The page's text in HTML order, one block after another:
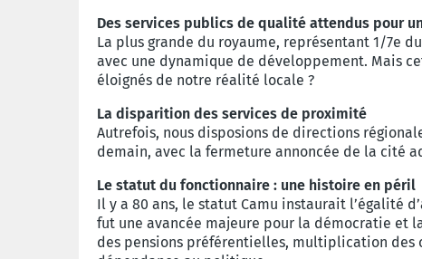
Des services publics de qualité attendus pour
La plus grande du royaume, représentant 1/7e
avec une dynamique de développement. Mais
éloignés de notre réalité locale ?
La disparition des services de proximité
Autrefois, nous disposions de directions
demain, avec la fermeture annoncée de la cité
Le statut du fonctionnaire : une histoire en péril
Il y a 80 ans, le statut Camu instaurait l’égalité
fut une avancée majeure pour la démocratie et
des pensions préférentielles, multiplication